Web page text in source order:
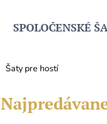
SPOLOČENSKÉ
Šaty pre hostí
Čo